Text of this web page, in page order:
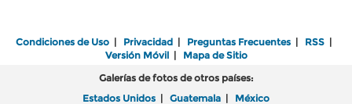
Condiciones de Uso | Privacidad | Preguntas Frecuentes | RSS |
Versión Móvil| Mapa de Sitio
Galerías de fotos de otros países:
Estados Unidos | Guatemala | México